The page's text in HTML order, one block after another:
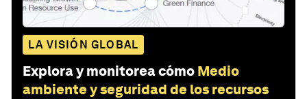
LA VISIÓN GLOBAL
Explora y monitorea cómo Medio
ambiente y seguridad de los recursos